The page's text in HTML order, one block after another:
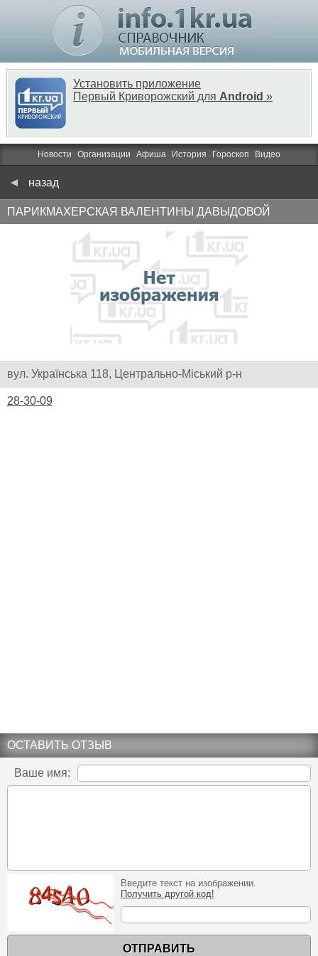
Установить приложение
Первый Криворожский для Android »
Новости Организации Афиша История Гороскоп Видео
назад
ПАРИКМАХЕРСКАЯ ВАЛЕНТИНЫ ДАВЫДОВОЙ
вул. Українська 118, Центрально-Міський р-н
28-30-09
ОСТАВИТЬ ОТЗЫВ
Ваше имя:
Введите текст на изображении.
Получить другой код!
ОТПРАВИТЬ